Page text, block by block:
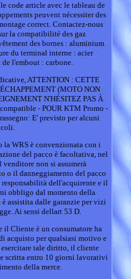
code article avec le tableau de
peuvent nécessiter des
correct. Contactez-nous
la compatibilité des gaz
des bornes : aluminium
du terminal interne : acier
l'embout : carbone.
ATTENTION : CETTE
(MOTO NON
N'HÉSITEZ PAS À
- POUR KTM Promo -
E' previsto per alcuni
WRS è convenzionata con i
del pacco è facoltativa, nel
venditore non si assumerà
o il danneggiamento del pacco
dell'acquirente e il
obbligo dal momento della
assistita dalle garanzie per vizi
Ai sensi dellart 53 D.
il Cliente è un consumatore ha
acquisto per qualsiasi motivo e
tale diritto, il cliente
scritta entro 10 giorni lavorativi
della merce.